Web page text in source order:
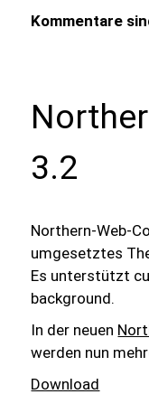
Kommentare
3.2
Northern-Web-
umgesetztes
Es unterstützt
background.
In der neuen
werden nun
Download